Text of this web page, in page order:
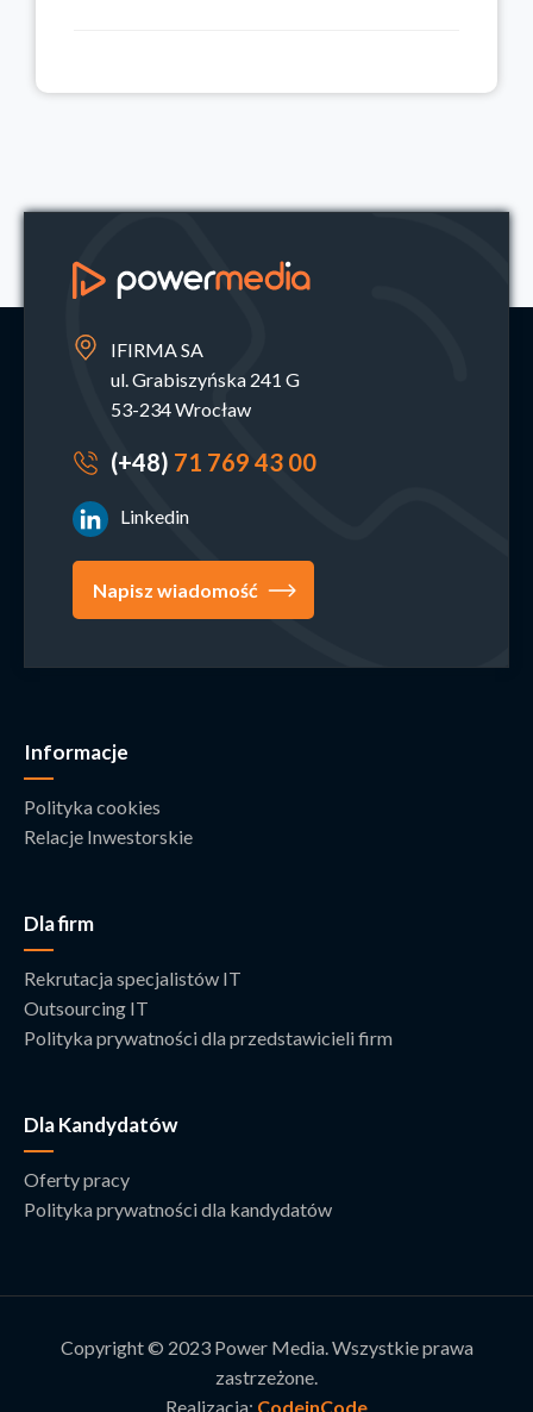
IFIRMA SA
ul. Grabiszyńska 241 G
53-234 Wrocław
(+48) 71 769 43 00
Linkedin
Napisz wiadomość
Informacje
Polityka cookies
Relacje Inwestorskie
Dla firm
Rekrutacja specjalistów IT
Outsourcing IT
Polityka prywatności dla przedstawicieli firm
Dla Kandydatów
Oferty pracy
Polityka prywatności dla kandydatów
Copyright © 2023 Power Media. Wszystkie prawa
zastrzeżone.
Realizacja: CodeinCode